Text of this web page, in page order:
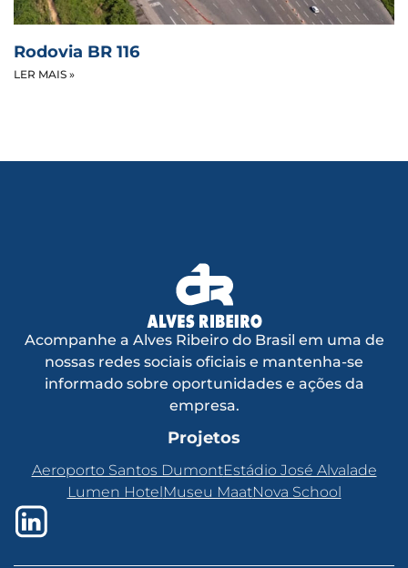
Rodovia BR 116
LER MAIS »
Acompanhe a Alves Ribeiro do Brasil em uma de
nossas redes sociais oficiais e mantenha-se
informado sobre oportunidades e ações da
empresa.
Projetos
Aeroporto Santos DumontEstádio José Alvalade
Lumen Hotel Museu MaatNova School